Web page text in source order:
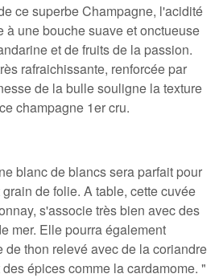
ce superbe Champagne, l'acidité
à une bouche suave et onctueuse
et de fruits de la passion.
rafraichissante, renforcée par
de la bulle souligne la texture
champagne 1er cru.
blanc de blancs sera parfait pour
de folie. A table, cette cuvée
s'associe très bien avec des
mer. Elle pourra également
de thon relevé avec de la coriandre
épices comme la cardamome. "